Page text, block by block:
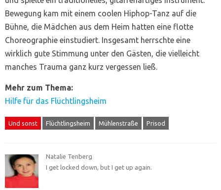
Bewegung kam mit einem coolen Hiphop-Tanz auf die
Bühne, die Mädchen aus dem Heim hatten eine flotte
Choreographie einstudiert. Insgesamt herrschte eine
wirklich gute Stimmung unter den Gästen, die vielleicht
manches Trauma ganz kurz vergessen ließ.
Mehr zum Thema:
Hilfe für das Flüchtlingsheim
Und sonst Flüchtlingsheim Mühlenstraße Prisod
Natalie Tenberg
I get locked down, but I get up again.